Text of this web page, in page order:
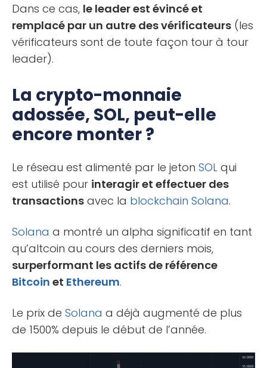
Dans ce cas, le leader est évincé et
remplacé par un autre des vérificateurs (les
vérificateurs sont de toute façon tour à tour
leader).
La crypto-monnaie
adossée, SOL, peut-elle
encore monter ?
Le réseau est alimenté par le jeton SOL qui
est utilisé pour interagir et effectuer des
transactions avec la blockchain Solana.
Solana a montré un alpha significatif en tant
qu’altcoin au cours des derniers mois,
surperformant les actifs de référence
Bitcoin et Ethereum.
Le prix de Solana a déjà augmenté de plus
de 1500% depuis le début de l’année.